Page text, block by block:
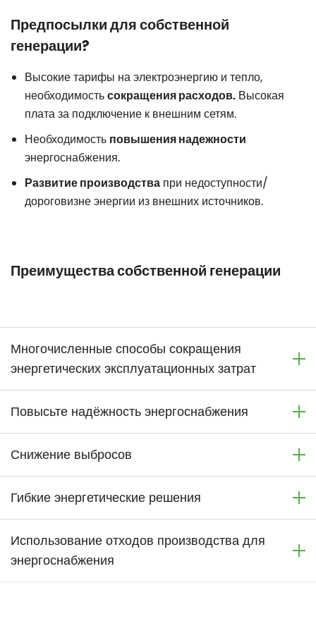
Предпосылки для собственной
генерации?
Высокие тарифы на электроэнергию и тепло,
необходимость сокращения расходов. Высокая
плата за подключение к внешним сетям.
Необходимость повышения надежности
энергоснабжения.
Развитие производства при недоступности/
дороговизне энергии из внешних источников.
Преимущества собственной генерации
Многочисленные способы сокращения
энергетических эксплуатационных затрат
Повысьте надёжность энергоснабжения
Снижение выбросов
Гибкие энергетические решения
Использование отходов производства для
энергоснабжения